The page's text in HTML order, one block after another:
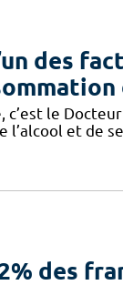
des
c’est le
et de
des